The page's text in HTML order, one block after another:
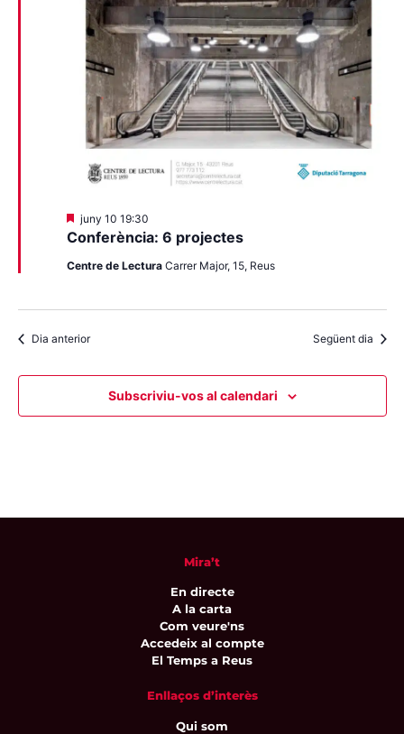
Conferència: 6 projectes
Destacats
juny 10 19:30
Centre de Lectura Carrer Major, 15, Reus
Dia anterior Següent dia
Subscriviu-vos al calendari
Mira’t
En directe
A la carta
Com veure'ns
Accedeix al compte
El Temps a Reus
Enllaços d’interès
Qui som